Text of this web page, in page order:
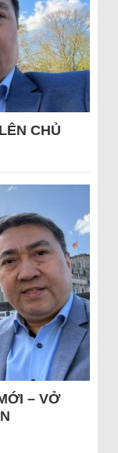
CHỦ
– VỞ